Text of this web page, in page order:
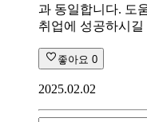
과 동일합니다. 도
취업에 성공하시
좋아요 0
2025.02.02